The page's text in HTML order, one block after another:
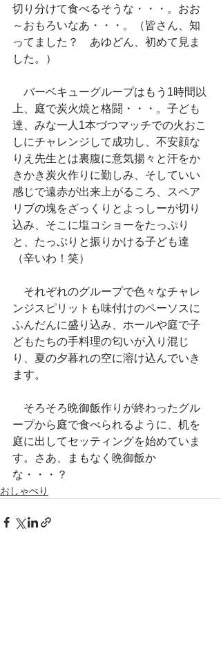
切り分けて食べるそうな・・・。おお
～おもろいなあ・・・。（皆さん、知
ってました？　あゆどん、初めて見ま
した。）
バーベキューグループはもう1時間以
上、庭で炭火焼と格闘・・・。子ども
達、みな一人1本づつマッチでの火おこ
しにチャレンジして成功し、不安顔な
りえ先生とは裏腹に意気揚々と汗をか
きかき炭火作りに勤しみ、そしていい
感じで遠赤が出来上がるころ、スペア
リブの塊をざっくりとよっしーが切り
込み、そこに塩コショーをたっぷり
と、たっぷりと振りかける子ども達
（辛いわ！笑）
それぞれのグループで色々なチャレ
ンジスピリットも味付けのペーソスに
ふんだんに盛り込み、ホールや庭で子
どもたちの手料理の匂いが入り混じ
り、夏の夕暮れの空に溶け込んでいき
ます。
そろそろ晩御飯作りが終わったグル
ープから庭で食べられるように、机を
庭に出してセッティングを始めていま
す。さあ、まもなく晩御飯か
な・・・？
おしゃべり